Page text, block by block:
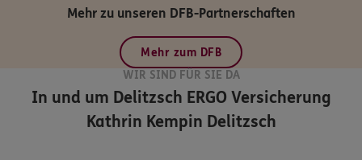
Mehr zu unseren DFB-Partnerschaften
Mehr zum DFB
WIR SIND FÜR SIE DA
In und um Delitzsch ERGO Versicherung
Kathrin Kempin Delitzsch